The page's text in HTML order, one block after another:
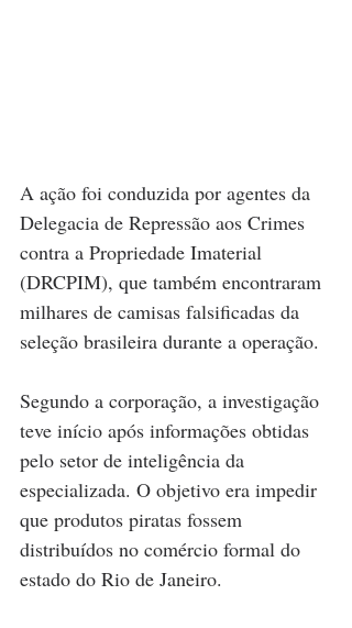
A ação foi conduzida por agentes da
Delegacia de Repressão aos Crimes
contra a Propriedade Imaterial
(DRCPIM), que também encontraram
milhares de camisas falsificadas da
seleção brasileira durante a operação.
Segundo a corporação, a investigação
teve início após informações obtidas
pelo setor de inteligência da
especializada. O objetivo era impedir
que produtos piratas fossem
distribuídos no comércio formal do
estado do Rio de Janeiro.